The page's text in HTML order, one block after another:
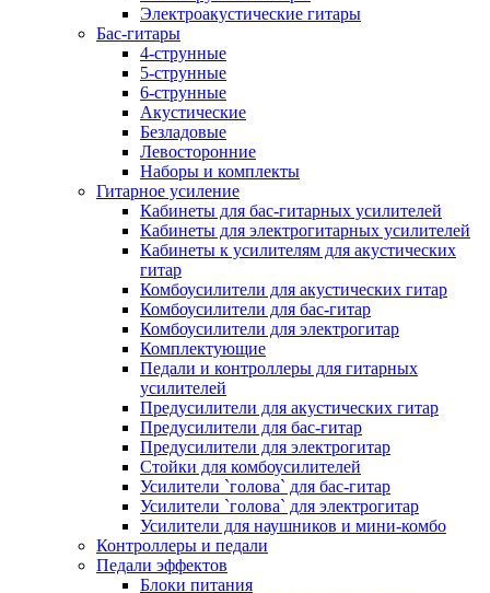
Электроакустические гитары
Бас-гитары
4-струнные
5-струнные
6-струнные
Акустические
Безладовые
Левосторонние
Наборы и комплекты
Гитарное усиление
Кабинеты для бас-гитарных усилителей
Кабинеты для электрогитарных усилителей
Кабинеты к усилителям для акустических
гитар
Комбоусилители для акустических гитар
Комбоусилители для бас-гитар
Комбоусилители для электрогитар
Комплектующие
Педали и контроллеры для гитарных
усилителей
Предусилители для акустических гитар
Предусилители для бас-гитар
Предусилители для электрогитар
Стойки для комбоусилителей
Усилители `голова` для бас-гитар
Усилители `голова` для электрогитар
Усилители для наушников и мини-комбо
Контроллеры и педали
Педали эффектов
Блоки питания